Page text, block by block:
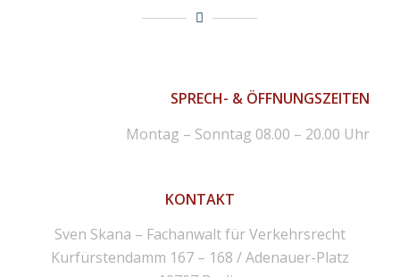
SPRECH- & ÖFFNUNGSZEITEN
Montag – Sonntag 08.00 – 20.00 Uhr
KONTAKT
Sven Skana – Fachanwalt für Verkehrsrecht
Kurfürstendamm 167 – 168 / Adenauer-Platz